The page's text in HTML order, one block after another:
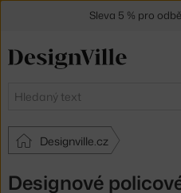
Hledat
Designville.cz
Designové
Sleva 5 % pro